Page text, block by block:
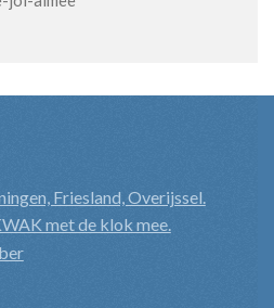
Friesland, Overijssel.
met de klok mee.